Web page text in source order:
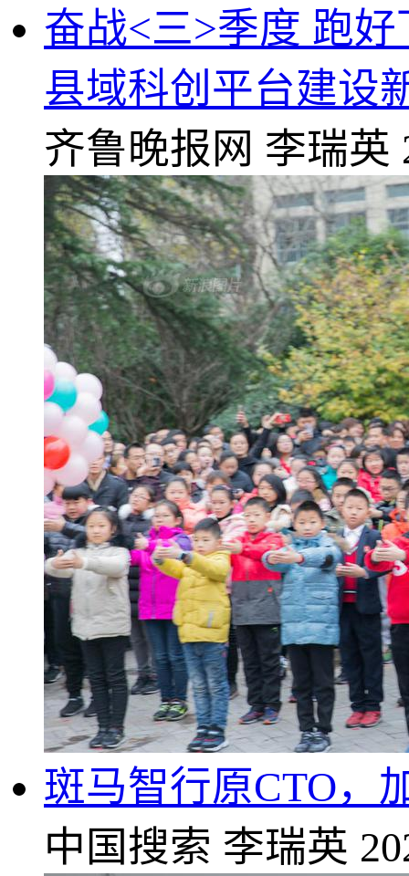
奋战<三>季度 跑
县域科创平台建设
齐鲁晚报网 李瑞英
斑马智行原CTO，
中国搜索 李瑞英